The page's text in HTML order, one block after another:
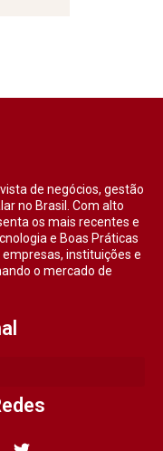
de negócios, gestão
no Brasil. Com alto
os mais recentes e
e Boas Práticas
instituições e
o mercado de